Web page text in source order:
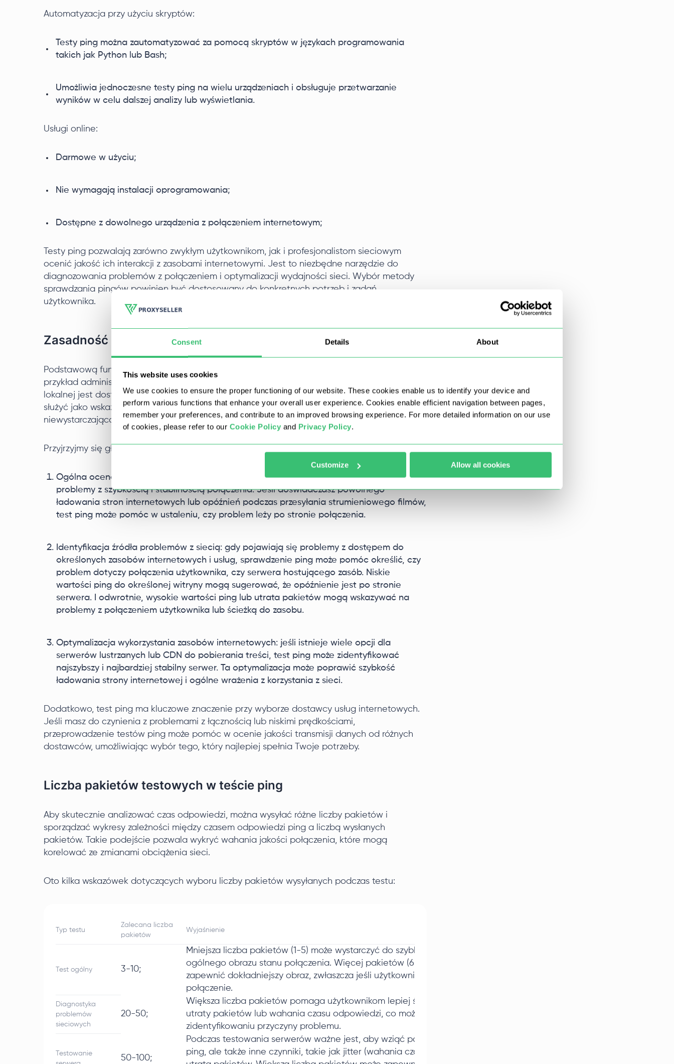
Consent Details About
This website uses cookies
We use cookies to ensure the proper functioning of our website. These cookies enable us to identify your device and
perform various functions that enhance your overall user experience. Cookies enable efficient navigation between pages,
remember your preferences, and contribute to an improved browsing experience. For more detailed information on our use
of cookies, please refer to our Cookie Policy and Privacy Policy.
Customize Allow all cookies
Automatyzacja przy użyciu skryptów:
Testy ping można zautomatyzować za pomocą skryptów w językach programowania
takich jak Python lub Bash;
Umożliwia jednoczesne testy ping na wielu urządzeniach i obsługuje przetwarzanie
wyników w celu dalszej analizy lub wyświetlania.
Usługi online:
Darmowe w użyciu;
Nie wymagają instalacji oprogramowania;
Dostępne z dowolnego urządzenia z połączeniem internetowym;
Testy ping pozwalają zarówno zwykłym użytkownikom, jak i profesjonalistom sieciowym
ocenić jakość ich interakcji z zasobami internetowymi. Jest to niezbędne narzędzie do
diagnozowania problemów z połączeniem i optymalizacji wydajności sieci. Wybór metody
sprawdzania pingów powinien być dostosowany do konkretnych potrzeb i zadań
użytkownika.
Zasadność sprawdzania ping
Podstawową funkcją ping jest weryfikacja dostępności zdalnych urządzeń w sieci. Na
przykład administrator sieci może użyć ping do określenia, czy router lub serwer w sieci
lokalnej jest dostępny. Różnice w czasach odpowiedzi lub zwiększone opóźnienia mogą
służyć jako wskaźniki potencjalnych problemów z siecią, takich jak przeciążenie,
niewystarczająca przepustowość lub błędy konfiguracji.
Przyjrzyjmy się głównym aspektom wykonywania testu ping:
Ogólna ocena stabilności połączenia: wysokie wartości ping mogą sygnalizować
problemy z szybkością i stabilnością połączenia. Jeśli doświadczasz powolnego
ładowania stron internetowych lub opóźnień podczas przesyłania strumieniowego filmów,
test ping może pomóc w ustaleniu, czy problem leży po stronie połączenia.
Identyfikacja źródła problemów z siecią: gdy pojawiają się problemy z dostępem do
określonych zasobów internetowych i usług, sprawdzenie ping może pomóc określić, czy
problem dotyczy połączenia użytkownika, czy serwera hostującego zasób. Niskie
wartości ping do określonej witryny mogą sugerować, że opóźnienie jest po stronie
serwera. I odwrotnie, wysokie wartości ping lub utrata pakietów mogą wskazywać na
problemy z połączeniem użytkownika lub ścieżką do zasobu.
Optymalizacja wykorzystania zasobów internetowych: jeśli istnieje wiele opcji dla
serwerów lustrzanych lub CDN do pobierania treści, test ping może zidentyfikować
najszybszy i najbardziej stabilny serwer. Ta optymalizacja może poprawić szybkość
ładowania strony internetowej i ogólne wrażenia z korzystania z sieci.
Dodatkowo, test ping ma kluczowe znaczenie przy wyborze dostawcy usług internetowych.
Jeśli masz do czynienia z problemami z łącznością lub niskimi prędkościami,
przeprowadzenie testów ping może pomóc w ocenie jakości transmisji danych od różnych
dostawców, umożliwiając wybór tego, który najlepiej spełnia Twoje potrzeby.
Liczba pakietów testowych w teście ping
Aby skutecznie analizować czas odpowiedzi, można wysyłać różne liczby pakietów i
sporządzać wykresy zależności między czasem odpowiedzi ping a liczbą wysłanych
pakietów. Takie podejście pozwala wykryć wahania jakości połączenia, które mogą
korelować ze zmianami obciążenia sieci.
Oto kilka wskazówek dotyczących wyboru liczby pakietów wysyłanych podczas testu:
Typ testu
Zalecana liczba
pakietów
Wyjaśnienie
Test ogólny 3-10;
Mniejsza liczba pakietów (1-5) może wystarczyć do szybkiego uzyskania
ogólnego obrazu stanu połączenia. Więcej pakietów (6-10) może
zapewnić dokładniejszy obraz, zwłaszcza jeśli użytkownik ma niestabilne
połączenie.
Diagnostyka
problemów
sieciowych
20-50;
Większa liczba pakietów pomaga użytkownikom lepiej śledzić wzorce
utraty pakietów lub wahania czasu odpowiedzi, co może pomóc w
zidentyfikowaniu przyczyny problemu.
Testowanie
50-100;
Podczas testowania serwerów ważne jest, aby wziąć pod uwagę nie tylko
ping, ale także inne czynniki, takie jak jitter (wahania czasu odpowiedzi) i